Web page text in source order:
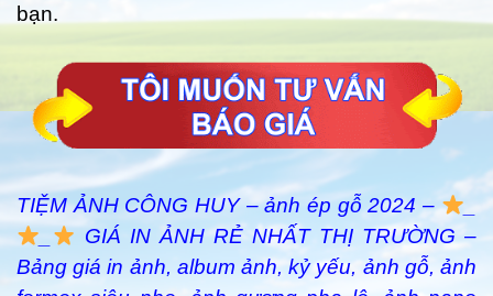
bạn.
TIỆM ẢNH CÔNG HUY – ảnh ép gỗ 2024 –
_
GIÁ IN ẢNH RẺ NHẤT THỊ TRƯỜNG –
Bảng giá in ảnh, album ảnh, kỷ yếu, ảnh gỗ, ảnh